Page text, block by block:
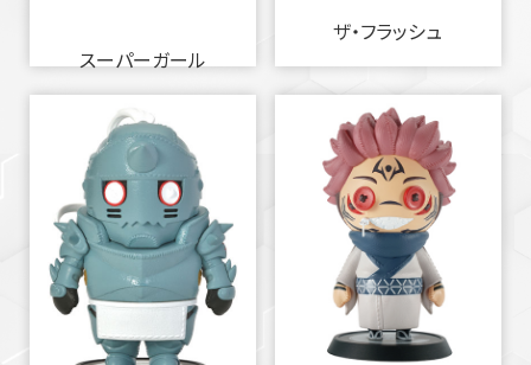
スーパーガール
ザ・フラッシュ